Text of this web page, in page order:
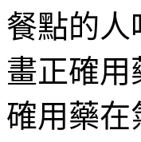
餐點的人
畫正確用
確用藥在